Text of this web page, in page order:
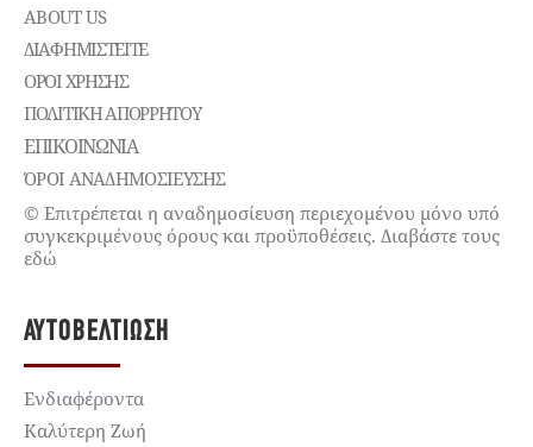
ABOUT US
ΔΙΑΦΗΜΙΣΤΕΊΤΕ
ΌΡΟΙ ΧΡΉΣΗΣ
ΠΟΛΙΤΙΚΉ ΑΠΟΡΡΉΤΟΥ
ΕΠΙΚΟΙΝΩΝΊΑ
ΌΡΟΙ ΑΝΑΔΗΜΟΣΙΕΥΣΗΣ
© Επιτρέπεται η αναδημοσίευση περιεχομένου μόνο υπό
συγκεκριμένους όρους και προϋποθέσεις. Διαβάστε τους
εδώ
ΑΥΤΟΒΕΛΤΊΩΣΗ
Ενδιαφέροντα
Καλύτερη Ζωή